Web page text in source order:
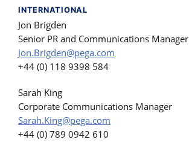
INTERNATIONAL
Jon Brigden
Senior PR and Communications Manager
Jon.Brigden@pega.com
+44 (0) 118 9398 584
Sarah King
Corporate Communications Manager
Sarah.King@pega.com
+44 (0) 789 0942 610